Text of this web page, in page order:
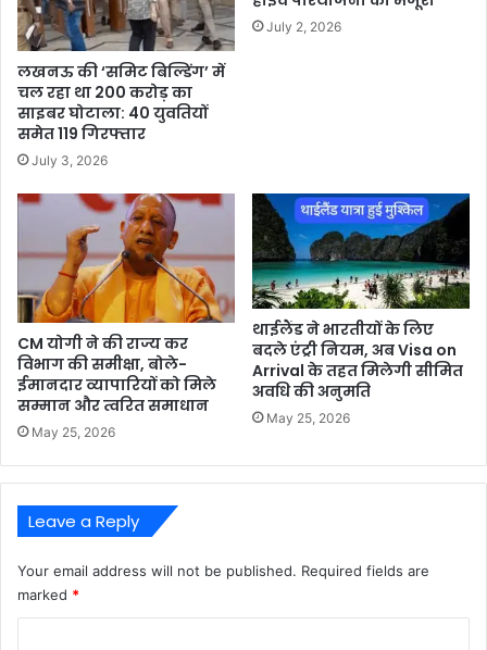
लखनऊ की ‘समिट बिल्डिंग’ में
चल रहा था 200 करोड़ का
साइबर घोटाला: 40 युवतियों
समेत 119 गिरफ्तार
July 3, 2026
July 2, 2026
CM योगी ने की राज्य कर
विभाग की समीक्षा, बोले-
ईमानदार व्यापारियों को मिले
सम्मान और त्वरित समाधान
May 25, 2026
थाईलैंड ने भारतीयों के लिए
बदले एंट्री नियम, अब Visa on
Arrival के तहत मिलेगी सीमित
अवधि की अनुमति
May 25, 2026
Leave a Reply
Your email address will not be published. Required fields are
marked *